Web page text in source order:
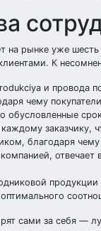
на рынке уже
К
и провода
чему
обусловленные
заказчику,
благодаря
сами за себя —